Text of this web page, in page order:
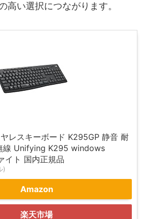
高い選択につながります。
レスキーボード K295GP 静音 耐
線 Unifying K295 windows
イト 国内正規品
)
Amazon
楽天市場